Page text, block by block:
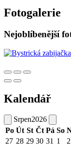
Fotogalerie
Nejoblíbenější
Kalendář
Srpen2026
Po Út St Čt Pá So
27 28 29 30 31 1
2